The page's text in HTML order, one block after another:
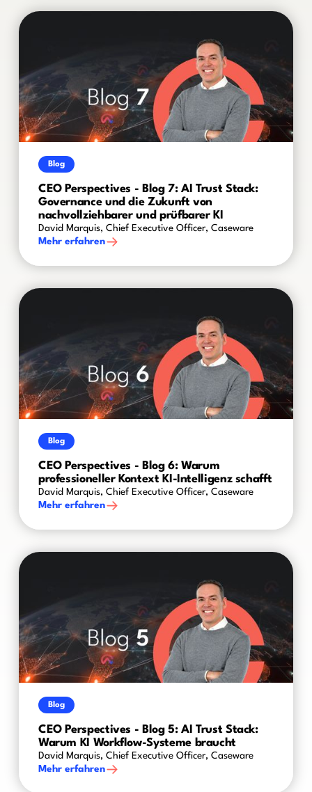
Blog
CEO Perspectives - Blog 7: AI Trust Stack:
Governance und die Zukunft von
nachvollziehbarer und prüfbarer KI
David Marquis, Chief Executive Officer, Caseware
Mehr erfahren
Blog
CEO Perspectives - Blog 6: Warum
professioneller Kontext KI-Intelligenz schafft
David Marquis, Chief Executive Officer, Caseware
Mehr erfahren
Blog
CEO Perspectives - Blog 5: AI Trust Stack:
Warum KI Workflow-Systeme braucht
David Marquis, Chief Executive Officer, Caseware
Mehr erfahren